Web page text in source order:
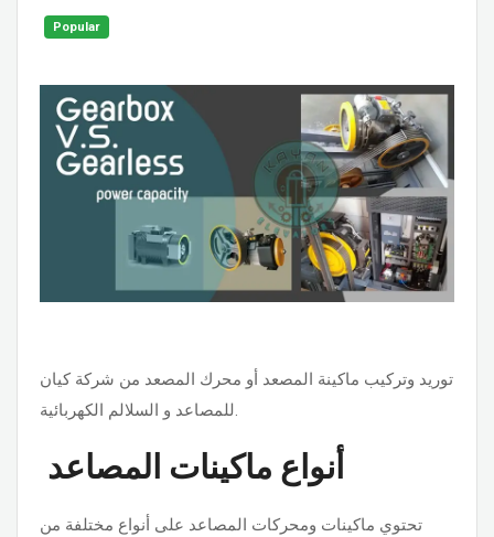
Popular
توريد وتركيب ماكينة المصعد أو محرك المصعد من شركة كيان
للمصاعد و السلالم الكهربائية.
أنواع ماكينات المصاعد
تحتوي ماكينات ومحركات المصاعد على أنواع مختلفة من